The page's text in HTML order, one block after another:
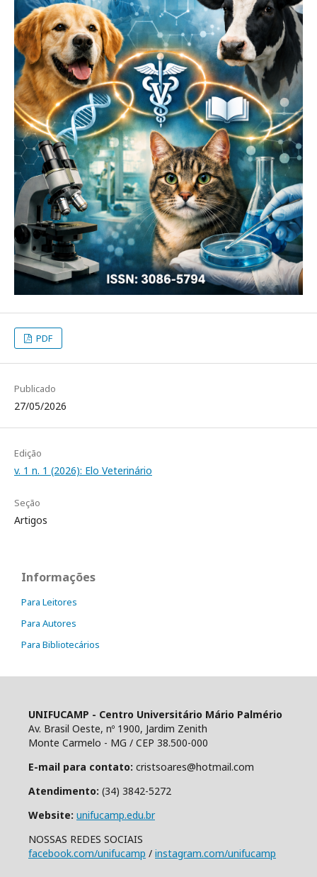
PDF
Publicado
27/05/2026
Edição
v. 1 n. 1 (2026): Elo Veterinário
Seção
Artigos
Informações
Para Leitores
Para Autores
Para Bibliotecários
UNIFUCAMP - Centro Universitário Mário Palmério
Av. Brasil Oeste, nº 1900, Jardim Zenith
Monte Carmelo - MG / CEP 38.500-000
E-mail para contato: cristsoares@hotmail.com
Atendimento: (34) 3842-5272
Website: unifucamp.edu.br
NOSSAS REDES SOCIAIS
facebook.com/unifucamp / instagram.com/unifucamp